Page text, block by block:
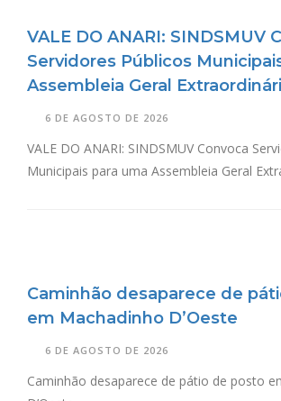
VALE DO ANARI: SINDSMUV
Servidores Públicos
Assembleia Geral
6 DE AGOSTO DE 2026
VALE DO ANARI: SINDSMUV Convoca
Municipais para uma Assembleia Geral
Caminhão desaparece de
em Machadinho D’Oeste
6 DE AGOSTO DE 2026
Caminhão desaparece de pátio de posto